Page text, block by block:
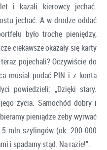
i kazali kierowcy jechać.
jechać. A w drodze oddać
było trochę pieniędzy,
ciekawsze okazały się karty
pojechali? Oczywiście do
musiał podać PIN i z konta
powiedzieli: „Dzięki stary.
życia. Samochód dobry i
pieniądze żeby wyrwać
mln szylingów (ok. 200 000
i spadamy stąd. Na razie!”.